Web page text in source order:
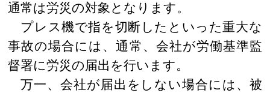
通常は労災の対象となります。
プレス機で指を切断したといった重大な
事故の場合には、通常、会社が労働基準監
督署に労災の届出を行います。
万一、会社が届出をしない場合には、被